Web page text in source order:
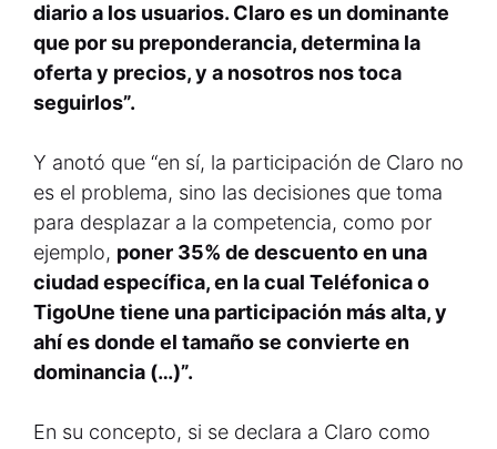
diario a los usuarios. Claro es un dominante
que por su preponderancia, determina la
oferta y precios, y a nosotros nos toca
seguirlos”.
Y anotó que “en sí, la participación de Claro no
es el problema, sino las decisiones que toma
para desplazar a la competencia, como por
ejemplo, poner 35% de descuento en una
ciudad específica, en la cual Teléfonica o
TigoUne tiene una participación más alta, y
ahí es donde el tamaño se convierte en
dominancia (…)”.
En su concepto, si se declara a Claro como